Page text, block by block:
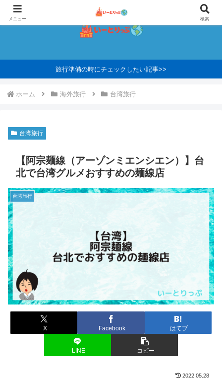
旅行準備の時にチェックしたい記事>>
ホーム 海外旅行 台湾旅行
台湾旅行
【阿宗麺線（アーゾンミエンシエン）】台
北で台湾グルメおすすめの麺線店
台湾旅行
X Facebook はてブ
LINE コピー
2022.05.28
メニュー 検索